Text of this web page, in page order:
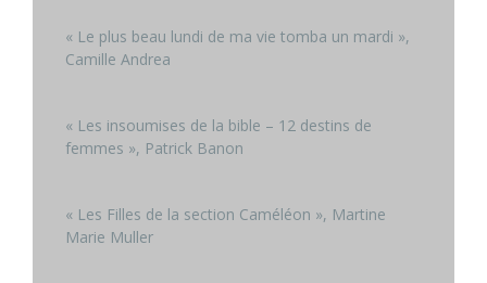
« Le plus beau lundi de ma vie tomba un mardi »,
Camille Andrea
« Les insoumises de la bible – 12 destins de
femmes », Patrick Banon
« Les Filles de la section Caméléon », Martine
Marie Muller